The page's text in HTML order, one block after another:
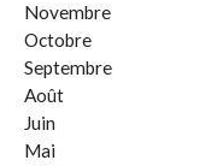
Novembre
Octobre
Septembre
Août
Juin
Mai